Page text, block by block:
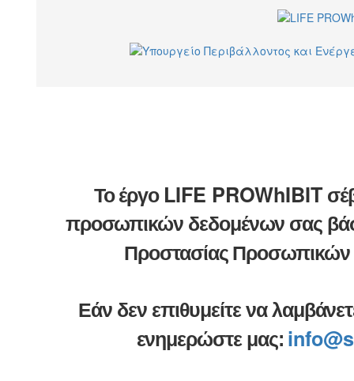
Το έργο LIFE PROWhIBIT
προσωπικών δεδομένων σας
Προστασίας
Εάν δεν επιθυμείτε να
ενημερώστε μας: